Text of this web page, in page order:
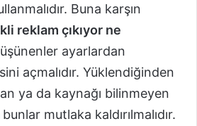
Buna karşın
reklam çıkıyor ne
ayarlardan
açmalıdır. Yüklendiğinden
ya da kaynağı bilinmeyen
mutlaka kaldırılmalıdır.